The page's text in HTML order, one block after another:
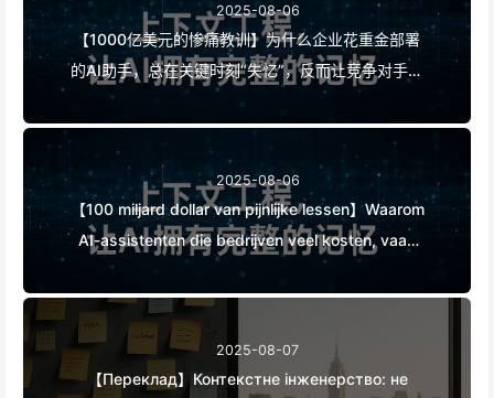
2025-08-06
【1000亿美元的惨痛教训】为什么企业花重金部署
的AI助手，总在关键时刻“失忆”，反而让竞争对手实
现90%性能提升？——慢慢学AI169
2025-08-06
【100 miljard dollar van pijnlijke lessen】Waarom
AI-assistenten die bedrijven veel kosten, vaak
"vergeten" op cruciale momenten en
concurrenten 90% prestatieverbetering
opleveren? — Langzaam leren AI169
2025-08-07
【Переклад】Контекстне інженерство: не